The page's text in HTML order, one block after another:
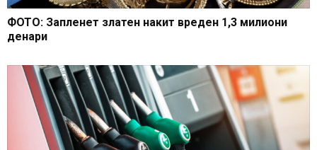
ФОТО: Запленет златен накит вреден 1,3 милиони
денари